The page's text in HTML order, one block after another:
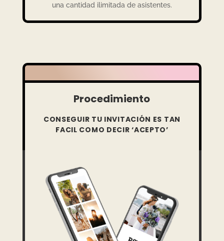
una cantidad ilimitada de asistentes.
Procedimiento
CONSEGUIR TU INVITACIÓN ES TAN
FACIL COMO DECIR ‘ACEPTO’